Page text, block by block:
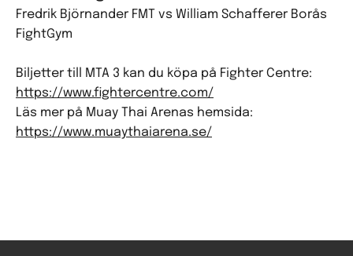
Fredrik Björnander FMT vs William Schafferer Borås
FightGym
Biljetter till MTA 3 kan du köpa på Fighter Centre:
https://www.fightercentre.com/
Läs mer på Muay Thai Arenas hemsida:
https://www.muaythaiarena.se/